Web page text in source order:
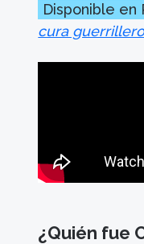
Disponible en
cura
¿Quién fue